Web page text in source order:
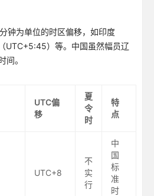
钟为单位的时区偏移，如印度
UTC+5:45）等。中国虽然幅员辽
间。
UTC偏
移
夏
令
时
特
点
UTC+8
不
实
行
中
国
标
准
时